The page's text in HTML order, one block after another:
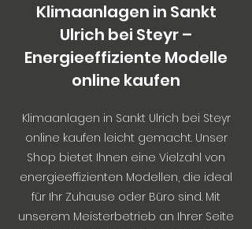
Klimaanlagen in Sankt
Ulrich bei Steyr –
Energieeffiziente Modelle
online kaufen
Klimaanlagen in Sankt Ulrich bei Steyr
online kaufen leicht gemacht. Unser
Shop bietet Ihnen eine Vielzahl von
energieeffizienten Modellen, die ideal
für Ihr Zuhause oder Büro sind. Mit
unserem Meisterbetrieb an Ihrer Seite